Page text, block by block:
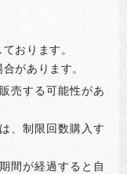
おります。
があります。
売する可能性があ
、制限回数購入す
間が経過すると自